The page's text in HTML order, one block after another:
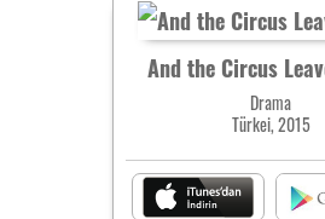
And the Circus
Drama
Türkei, 2015